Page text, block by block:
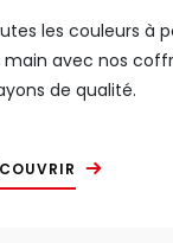
les couleurs à
main avec nos
de qualité.